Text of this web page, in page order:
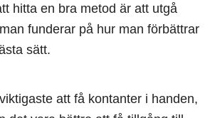
hitta en bra metod är att utgå
funderar på hur man förbättrar
sätt.
att få kontanter i handen,